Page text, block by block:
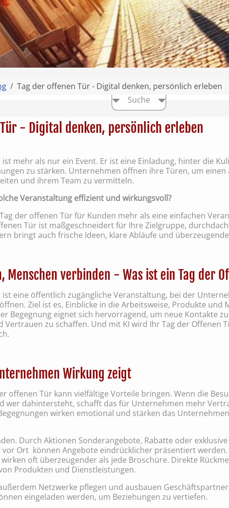
Tag der offenen Tür - Digital denken, persönlich erleben
Suche
- Digital denken, persönlich erleben
mehr als nur ein Event. Er ist eine Einladung, hinter die
zu stärken. Unternehmen öffnen ihre Türen, um
und ihrem Team zu vermitteln.
Veranstaltung effizient und wirkungsvoll?
der offenen Tür für Kunden mehr als eine einfachen
Tür ist maßgeschneidert für Ihre Zielgruppe,
bringt auch frische Ideen, klare Abläufe und
Menschen verbinden - Was ist ein Tag der
ist eine öffentlich zugängliche Veranstaltung, bei der
Ziel ist es, Einblicke in die Arbeitsweise, Produkte
Begegnung eignet sich hervorragend, um neue Kontakte
Vertrauen zu schaffen. Und mit KI wird Ihr Tag der Offenen
Wirkung zeigt
offenen Tür kann vielfältige Vorteile bringen. Wenn die
wer dahintersteht, schafft das für Unternehmen mehr
wirken emotional und stärken das
Durch Aktionen Sonderangebote, Rabatte oder
Ort können Angebote eindrücklicher präsentiert
oft überzeugender als jede Broschüre. Direkte
Produkten und Dienstleistungen.
Netzwerke pflegen und ausbauen
eingeladen werden, um Beziehungen zu vertiefen.